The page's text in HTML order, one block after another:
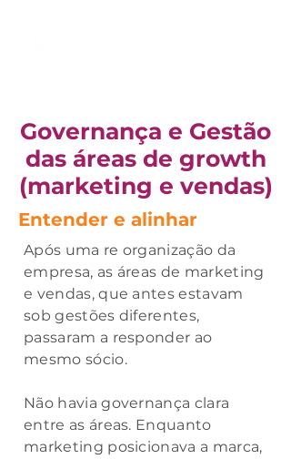
Governança e Gestão
das áreas de growth
(marketing e vendas)
Entender e alinhar
Após uma re organização da
empresa, as áreas de marketing
e vendas, que antes estavam
sob gestões diferentes,
passaram a responder ao
mesmo sócio.
Não havia governança clara
entre as áreas. Enquanto
marketing posicionava a marca,